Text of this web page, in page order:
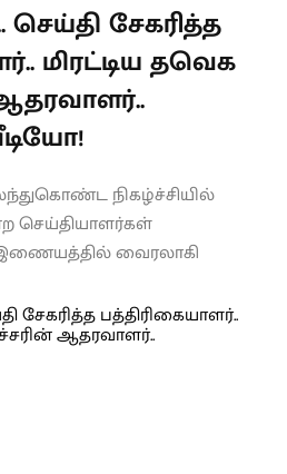
சேகரித்த
மிரட்டிய தவெக
நிகழ்ச்சியில்
செய்தியாளர்கள்
இணையத்தில் வைரலாகி